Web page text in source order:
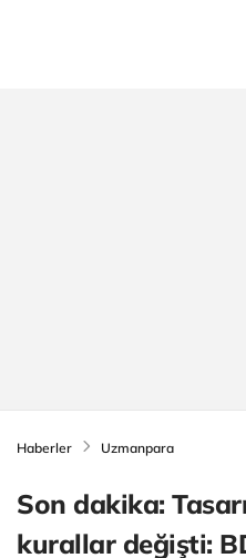
Haberler Uzmanpara
Son dakika:
kurallar değişti: